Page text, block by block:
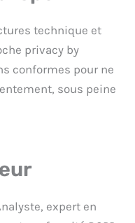
technique et
privacy by
conformes pour ne
sous peine
expert en